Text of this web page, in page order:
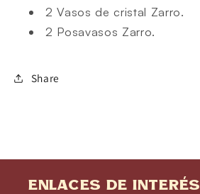
2 Vasos de cristal Zarro.
2 Posavasos Zarro.
Share
Enlaces de interés